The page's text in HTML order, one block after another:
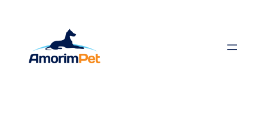
conteúdo